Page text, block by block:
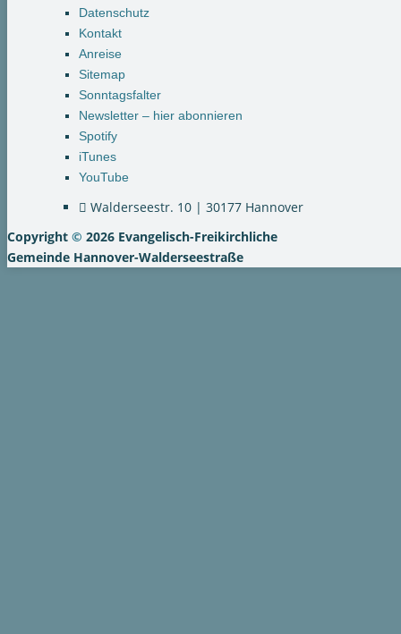
Datenschutz
Kontakt
Anreise
Sitemap
Sonntagsfalter
Newsletter – hier abonnieren
Spotify
iTunes
YouTube
Walderseestr. 10 | 30177 Hannover
Copyright © 2026 Evangelisch-Freikirchliche
Gemeinde Hannover-Walderseestraße